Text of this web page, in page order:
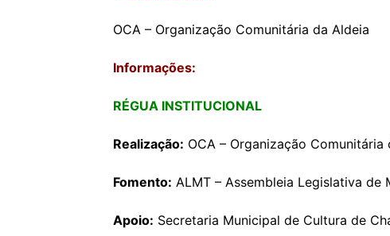
OCA – Organização Comunitária da Aldeia
Informações:
RÉGUA INSTITUCIONAL
Realização: OCA – Organização Comunitária
Fomento: ALMT – Assembleia Legislativa de
Apoio: Secretaria Municipal de Cultura de